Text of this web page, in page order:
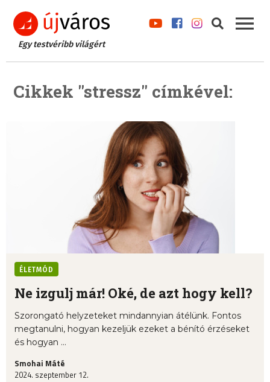
Egy testvéribb világért
Cikkek "stressz" címkével:
ÉLETMÓD
Ne izgulj már! Oké, de azt hogy kell?
Szorongató helyzeteket mindannyian átélünk. Fontos
megtanulni, hogyan kezeljük ezeket a bénító érzéseket
és hogyan ...
Smohai Máté
2024. szeptember 12.